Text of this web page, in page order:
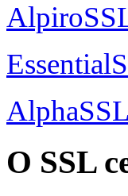
O SSL